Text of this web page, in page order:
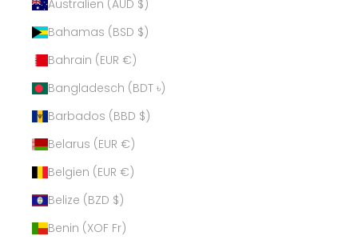
Australien (AUD $)
Bahamas (BSD $)
Bahrain (EUR €)
Bangladesch (BDT ৳)
Barbados (BBD $)
Belarus (EUR €)
Belgien (EUR €)
Belize (BZD $)
Benin (XOF Fr)